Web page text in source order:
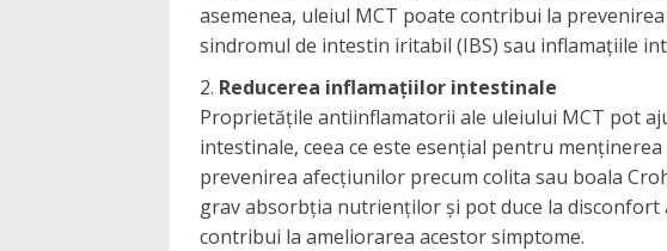
asemenea, uleiul MCT poate contribui la
sindromul de intestin iritabil (IBS) sau inflamațiile
Reducerea inflamațiilor intestinale
Proprietățile antiinflamatorii ale uleiului MCT pot
intestinale, ceea ce este esențial pentru
prevenirea afecțiunilor precum colita sau boala
grav absorbția nutrienților și pot duce la disconfort
contribui la ameliorarea acestor simptome.